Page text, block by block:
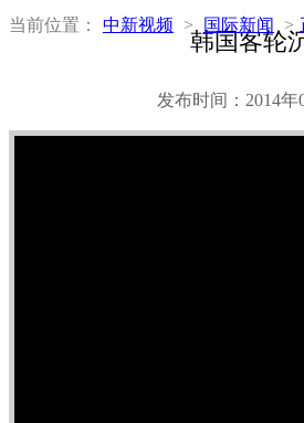
当前位置： 中新视频 > 国际新闻 >
韩国客轮
发布时间：2014年